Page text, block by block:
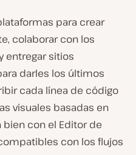
para crear
colaborar con los
entregar sitios
darles los últimos
cada línea de código
visuales basadas en
con el Editor de
con los flujos